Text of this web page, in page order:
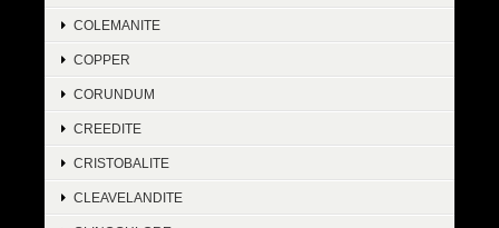
COLEMANITE
COPPER
CORUNDUM
CREEDITE
CRISTOBALITE
CLEAVELANDITE